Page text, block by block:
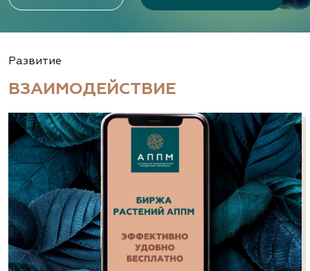
Развитие
ВЗАИМОДЕЙСТВИЕ